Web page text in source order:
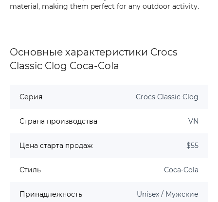
material, making them perfect for any outdoor activity.
Основные характеристики Crocs
Classic Clog Coca-Cola
Серия Crocs Classic Clog
Страна производства VN
Цена старта продаж $55
Стиль Coca-Cola
Принадлежность Unisex / Мужские